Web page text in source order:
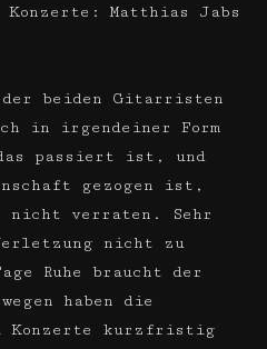
Konzerte: Matthias Jabs
beiden Gitarristen
in irgendeiner Form
passiert ist, und
gezogen ist,
nicht verraten. Sehr
nicht zu
Ruhe braucht der
haben die
Konzerte kurzfristig